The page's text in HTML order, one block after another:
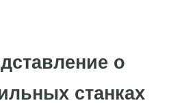
о
станках